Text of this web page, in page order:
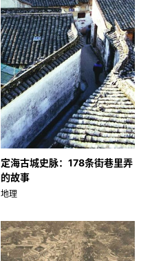
定海古城史脉：178条街巷里弄
的故事
地理